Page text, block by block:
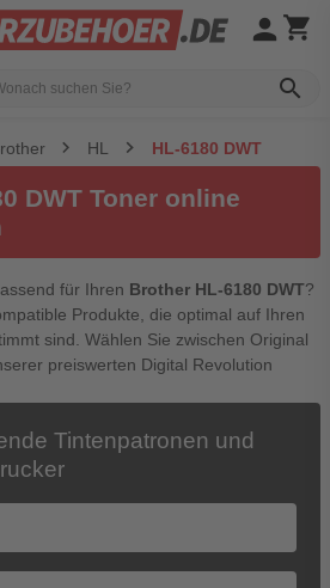
search
person shopping_cart
HL HL-6180 DWT
DWT Toner online
für Ihren Brother HL-6180 DWT?
Produkte, die optimal auf Ihren
sind. Wählen Sie zwischen Original
preiswerten Digital Revolution
Tintenpatronen und